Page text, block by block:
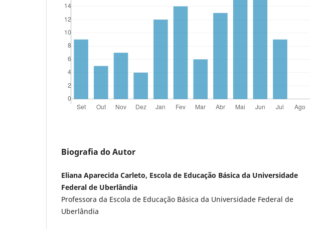
Biografia do Autor
Eliana Aparecida Carleto, Escola de Educação Básica da Universidade
Federal de Uberlândia
Professora da Escola de Educação Básica da Universidade Federal de
Uberlândia